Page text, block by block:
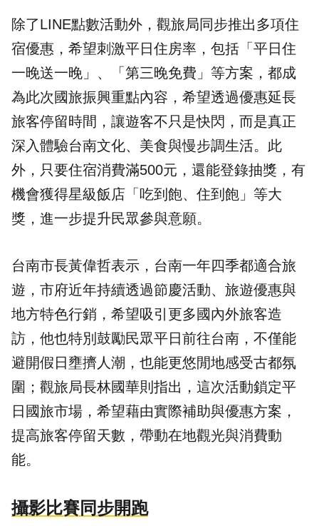
除了LINE點數活動外，觀旅局同步推出多項住
宿優惠，希望刺激平日住房率，包括「平日住
一晚送一晚」、「第三晚免費」等方案，都成
為此次國旅振興重點內容，希望透過優惠延長
旅客停留時間，讓遊客不只是快閃，而是真正
深入體驗台南文化、美食與慢步調生活。此
外，只要住宿消費滿500元，還能登錄抽獎，有
機會獲得星級飯店「吃到飽、住到飽」等大
獎，進一步提升民眾參與意願。
台南市長黃偉哲表示，台南一年四季都適合旅
遊，市府近年持續透過節慶活動、旅遊優惠與
地方特色行銷，希望吸引更多國內外旅客造
訪，他也特別鼓勵民眾平日前往台南，不僅能
避開假日壅擠人潮，也能更悠閒地感受古都氛
圍；觀旅局長林國華則指出，這次活動鎖定平
日國旅市場，希望藉由實際補助與優惠方案，
提高旅客停留天數，帶動在地觀光與消費動
能。
攝影比賽同步開跑